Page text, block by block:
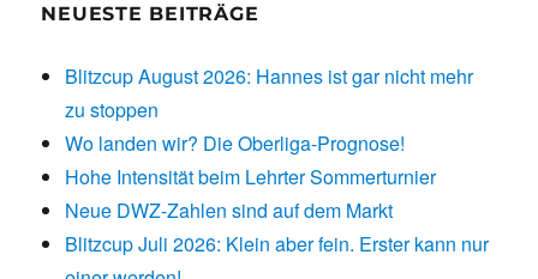
NEUESTE BEITRÄGE
Blitzcup August 2026: Hannes ist gar nicht mehr
zu stoppen
Wo landen wir? Die Oberliga-Prognose!
Hohe Intensität beim Lehrter Sommerturnier
Neue DWZ-Zahlen sind auf dem Markt
Blitzcup Juli 2026: Klein aber fein. Erster kann nur